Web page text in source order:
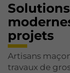
projets
Artisans
travaux de